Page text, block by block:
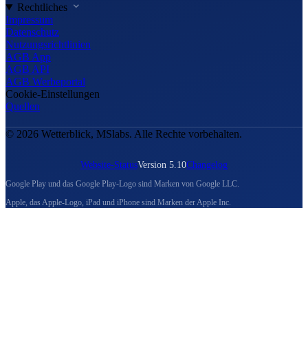
Rechtliches
Impressum
Datenschutz
Nutzungsrichtlinien
AGB App
AGB API
AGB Werbeportal
Cookie-Einstellungen
Quellen
© 2026 Wetterblick, MSlabs. Alle Rechte vorbehalten.
Website-StatusVersion 5.10Changelog
Google Play und das Google Play-Logo sind Marken von Google LLC.
Apple, das Apple-Logo, iPad und iPhone sind Marken der Apple Inc.